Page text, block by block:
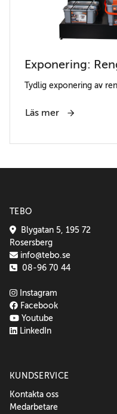
Exponering:
Tydlig exponering av
Läs mer
TEBO
Blygatan 5, 195 72
Rosersberg
info@tebo.se
08-96 70 44
Instagram
Facebook
Youtube
LinkedIn
KUNDSERVICE
Kontakta oss
Medarbetare